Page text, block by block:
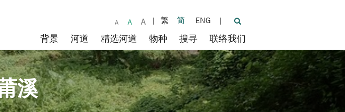
| 繁 简 ENG |
背景 河道 精选河道 物种 搜寻 联络我们
溪